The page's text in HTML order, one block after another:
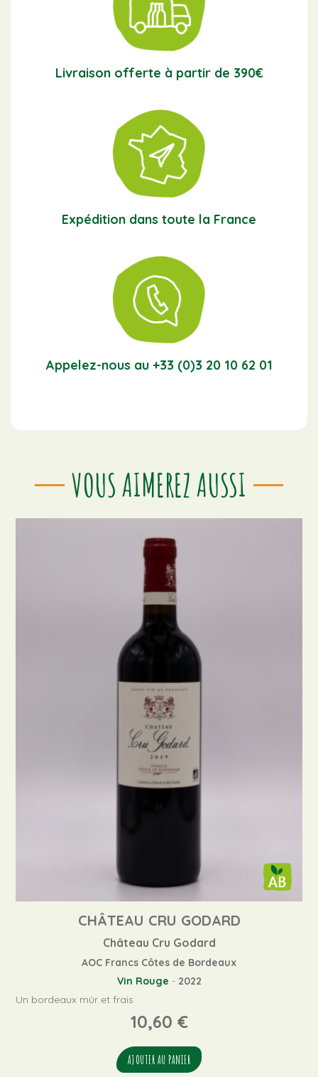
Livraison offerte à partir de 390€
Expédition dans toute la France
Appelez-nous au +33 (0)3 20 10 62 01
VOUS AIMEREZ AUSSI
CHÂTEAU CRU GODARD
Château Cru Godard
AOC Francs Côtes de Bordeaux
Vin Rouge - 2022
Un bordeaux mûr et frais
10,60 €
AJOUTER AU PANIER